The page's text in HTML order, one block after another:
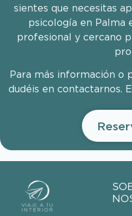
sientes que necesitas
psicología en Palma
profesional y cercano
Para más información o
dudéis en contactarnos.